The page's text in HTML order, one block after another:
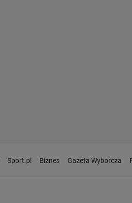
Sport.pl Biznes Gazeta Wyborcza